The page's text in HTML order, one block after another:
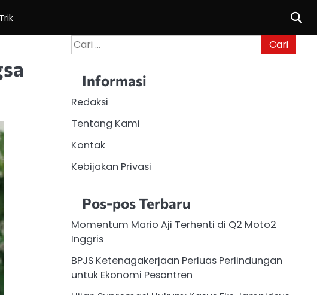
Cari
untuk:
Informasi
Redaksi
Tentang Kami
Kontak
Kebijakan Privasi
Pos-pos Terbaru
Momentum Mario Aji Terhenti di Q2 Moto2
Inggris
BPJS Ketenagakerjaan Perluas Perlindungan
untuk Ekonomi Pesantren